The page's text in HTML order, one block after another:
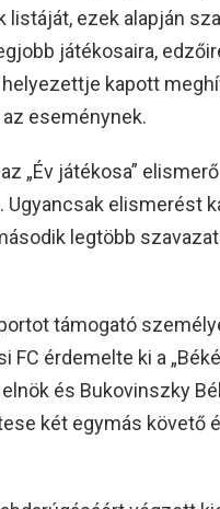
ezek alapján
játékosaira,
kapott
eseménynek.
„Év játékosa”
Ugyancsak elismerést
legtöbb
támogató
FC érdemelte ki a
és Bukovinszky
két egymás követő